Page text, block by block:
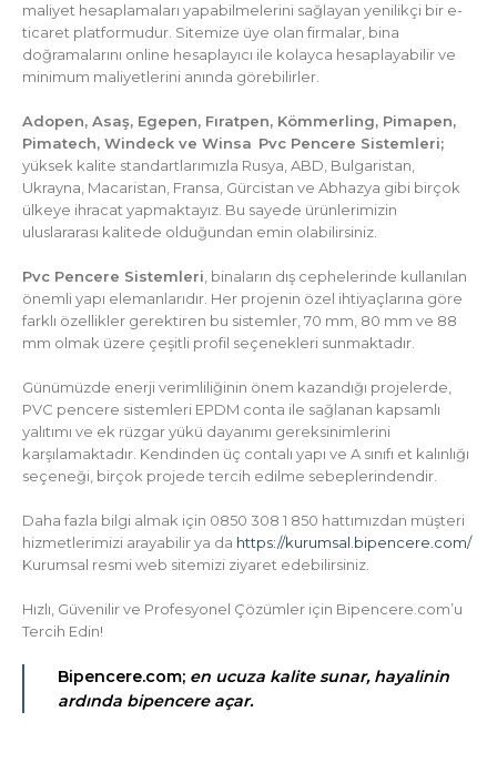
maliyet hesaplamaları yapabilmelerini sağlayan yenilikçi bir e-
ticaret platformudur. Sitemize üye olan firmalar, bina
doğramalarını online hesaplayıcı ile kolayca hesaplayabilir ve
minimum maliyetlerini anında görebilirler.
Adopen, Asaş, Egepen, Fıratpen, Kömmerling, Pimapen,
Pimatech, Windeck ve Winsa Pvc Pencere Sistemleri;
yüksek kalite standartlarımızla Rusya, ABD, Bulgaristan,
Ukrayna, Macaristan, Fransa, Gürcistan ve Abhazya gibi birçok
ülkeye ihracat yapmaktayız. Bu sayede ürünlerimizin
uluslararası kalitede olduğundan emin olabilirsiniz.
Pvc Pencere Sistemleri , binaların dış cephelerinde kullanılan
önemli yapı elemanlarıdır. Her projenin özel ihtiyaçlarına göre
farklı özellikler gerektiren bu sistemler, 70 mm, 80 mm ve 88
mm olmak üzere çeşitli profil seçenekleri sunmaktadır.
Günümüzde enerji verimliliğinin önem kazandığı projelerde,
PVC pencere sistemleri EPDM conta ile sağlanan kapsamlı
yalıtımı ve ek rüzgar yükü dayanımı gereksinimlerini
karşılamaktadır. Kendinden üç contalı yapı ve A sınıfı et kalınlığı
seçeneği, birçok projede tercih edilme sebeplerindendir.
Daha fazla bilgi almak için 0850 308 1 850 hattımızdan müşteri
hizmetlerimizi arayabilir ya da https://kurumsal.bipencere.com/
Kurumsal resmi web sitemizi ziyaret edebilirsiniz.
Hızlı, Güvenilir ve Profesyonel Çözümler için Bipencere.com’u
Tercih Edin!
Bipencere.com; en ucuza kalite sunar, hayalinin
ardında bipencere açar.